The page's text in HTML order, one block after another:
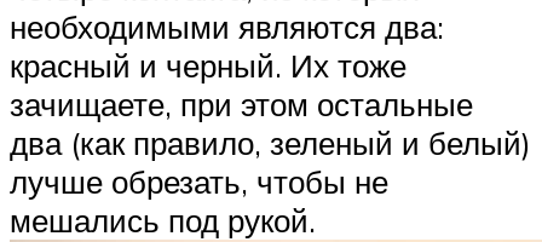
необходимыми являются два:
красный и черный. Их тоже
зачищаете, при этом остальные
два (как правило, зеленый и белый)
лучше обрезать, чтобы не
мешались под рукой.